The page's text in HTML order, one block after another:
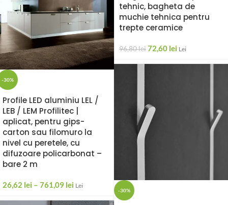
tehnic, bagheta de
muchie tehnica pentru
trepte ceramice
96,80lei72,60 lei Lei
-30%
Profile LED aluminiu LEL /
LEB / LEM Profilitec |
aplicat, pentru gips-
carton sau filomuro la
nivel cu peretele, cu
difuzoare policarbonat –
bare 2 m
26,62 lei – 761,09 lei Lei
-30%